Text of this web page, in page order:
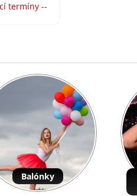
termíny --
Balónky